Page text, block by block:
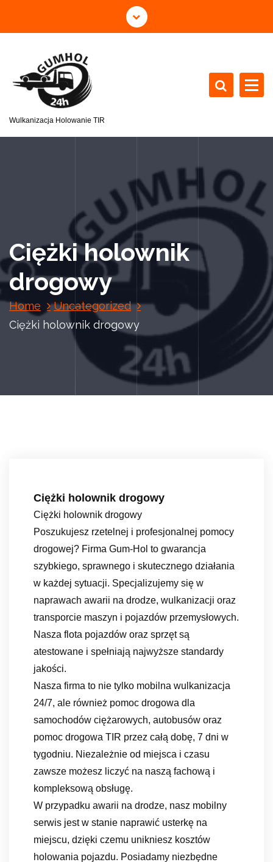
Wulkanizacja Holowanie TIR
Ciężki holownik
drogowy
Home
Uncategorized
Ciężki holownik drogowy
Ciężki holownik drogowy
Ciężki holownik drogowy
Poszukujesz rzetelnej i profesjonalnej pomocy
drogowej? Firma Gum-Hol to gwarancja
szybkiego, sprawnego i skutecznego działania
w każdej sytuacji. Specjalizujemy się w
naprawach awarii na drodze, wulkanizacji oraz
transporcie maszyn i pojazdów przemysłowych.
Nasza flota pojazdów oraz sprzęt są
atestowane i spełniają najwyższe standardy
jakości.
Nasza firma to nie tylko mobilna wulkanizacja
24/7, ale również pomoc drogowa dla
samochodów ciężarowych, autobusów oraz
pomoc drogowa TIR przez całą dobę, 7 dni w
tygodniu. Niezależnie od miejsca i czasu
zawsze możesz liczyć na naszą fachową i
kompleksową obsługę.
W przypadku awarii na drodze, nasz mobilny
serwis jest w stanie naprawić usterkę na
miejscu, dzięki czemu unikniesz kosztów
holowania pojazdu. Posiadamy niezbędne